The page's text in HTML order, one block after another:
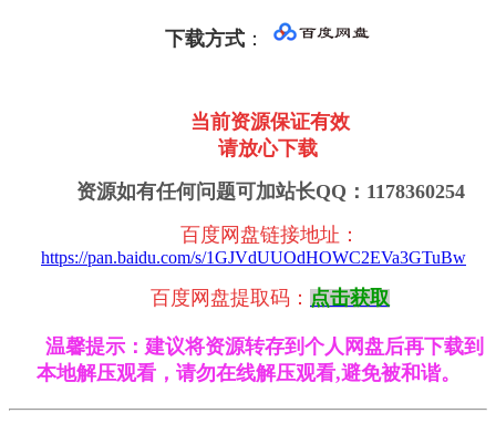
下载方式 ：
当前资源保证有效
请放心下载
资源如有任何问题可加站长QQ：1178360254
百度网盘链接地址 ：
https://pan.baidu.com/s/1GJVdUUOdHOWC2EVa3GTuBw
百度网盘提取码： 点击获取
温馨提示：建议将资源转存到个人网盘后再下载到
本地解压观看，请勿在线解压观看,避免被和谐。